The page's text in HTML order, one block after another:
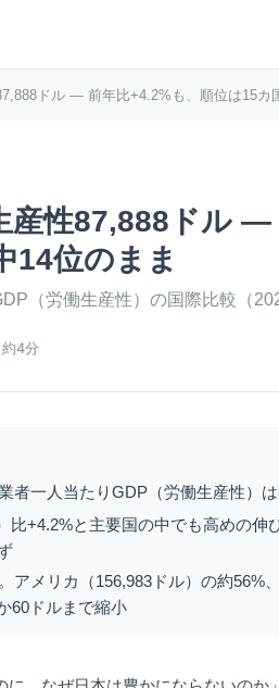
ドル — 前年比+4.2%も、順位は15カ
産性87,888ドル
14位のまま
（労働生産性）の国際比較（
約4分
者一人当たりGDP（労働生産性）は
比+4.2%と主要国の中でも高めの伸
アメリカ（156,983ドル）の約56%
60ドルまで縮小